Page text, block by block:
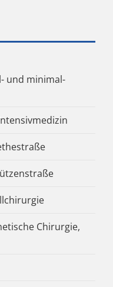
und minimal-
Chirurgie,